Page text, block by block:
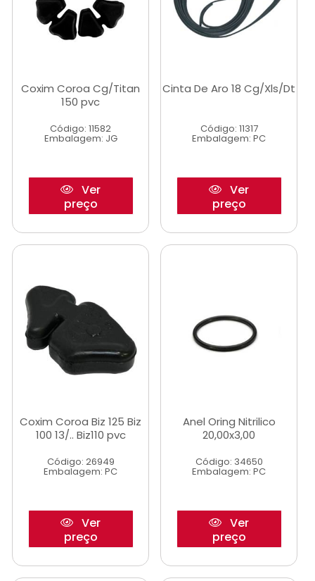
Coxim Coroa Cg/Titan
150 pvc
Código: 11582
Embalagem: JG
Ver
preço
Cinta De Aro 18 Cg/Xls/Dt
Código: 11317
Embalagem: PC
Ver
preço
Coxim Coroa Biz 125 Biz
100 13/.. Biz110 pvc
Código: 26949
Embalagem: PC
Ver
preço
Anel Oring Nitrilico
20,00x3,00
Código: 34650
Embalagem: PC
Ver
preço